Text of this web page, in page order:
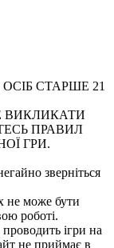
СТАРШЕ 21
ВИКЛИКАТИ
ПРАВИЛ
ГРИ.
зверніться
не може бути
роботі.
ігри на
не приймає в